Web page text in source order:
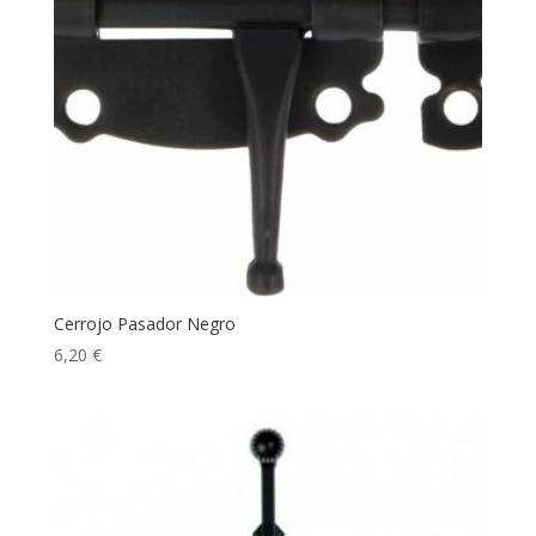
Cerrojo Pasador Negro
6,20 €